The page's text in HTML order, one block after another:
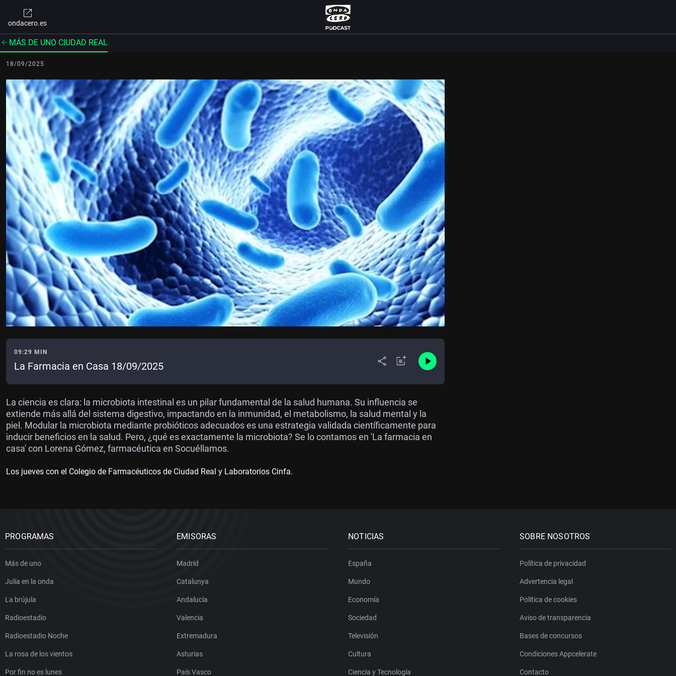
ondacero.es
MÁS DE UNO CIUDAD REAL
18/09/2025
09:29 MIN
La Farmacia en Casa 18/09/2025
La ciencia es clara: la microbiota intestinal es un pilar fundamental de la salud humana. Su influencia se
extiende más allá del sistema digestivo, impactando en la inmunidad, el metabolismo, la salud mental y la
piel. Modular la microbiota mediante probióticos adecuados es una estrategia validada científicamente para
inducir beneficios en la salud. Pero, ¿qué es exactamente la microbiota? Se lo contamos en 'La farmacia en
casa' con Lorena Gómez, farmacéutica en Socuéllamos.
Los jueves con el Colegio de Farmacéuticos de Ciudad Real y Laboratorios Cinfa.
PROGRAMAS
Más de uno
Julia en la onda
La brújula
Radioestadio
Radioestadio Noche
La rosa de los vientos
Por fin no es lunes
EMISORAS
Madrid
Catalunya
Andalucía
Valencia
Extremadura
Asturias
País Vasco
NOTICIAS
España
Mundo
Economía
Sociedad
Televisión
Cultura
Ciencia y Tecnología
SOBRE NOSOTROS
Política de privacidad
Advertencia legal
Política de cookies
Aviso de transparencia
Bases de concursos
Condiciones Appcelerate
Contacto